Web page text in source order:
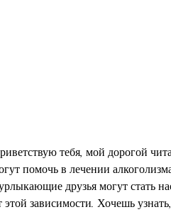
тебя, мой дорогой
помочь в лечении
друзья могут стать
этой зависимости. Хочешь